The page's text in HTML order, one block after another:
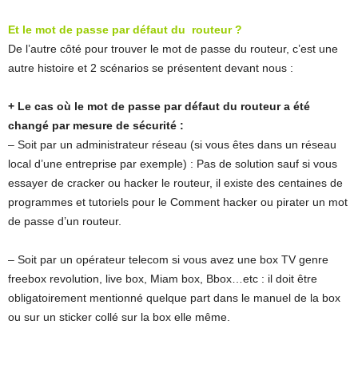
Et le mot de passe par défaut du routeur ?
De l’autre côté pour trouver le mot de passe du routeur, c’est une
autre histoire et 2 scénarios se présentent devant nous :
+ Le cas où le mot de passe par défaut du routeur a été
changé par mesure de sécurité :
– Soit par un administrateur réseau (si vous êtes dans un réseau
local d’une entreprise par exemple) : Pas de solution sauf si vous
essayer de cracker ou hacker le routeur, il existe des centaines de
programmes et tutoriels pour le Comment hacker ou pirater un mot
de passe d’un routeur.
– Soit par un opérateur telecom si vous avez une box TV genre
freebox revolution, live box, Miam box, Bbox…etc : il doit être
obligatoirement mentionné quelque part dans le manuel de la box
ou sur un sticker collé sur la box elle même.